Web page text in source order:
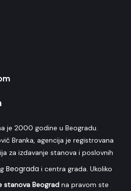
je 2000 godine u Beogradu.
Branka, agencija je registrovana
za izdavanje stanova i poslovnih
Beograda i centra grada. Ukoliko
stanova Beograd na pravom ste